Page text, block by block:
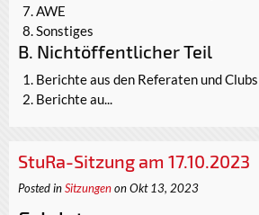
AWE
Sonstiges
B. Nichtöffentlicher Teil
Berichte aus den Referaten und Clubs
Berichte au...
StuRa-Sitzung am 17.10.2023
Posted inSitzungenon Okt 13, 2023